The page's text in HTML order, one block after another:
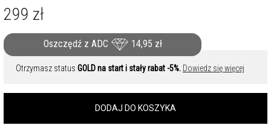
299 zł
Oszczędź z ADC 14,95 zł
Otrzymasz status GOLD na start i stały rabat -5%. Dowiedz się więcej
DODAJ DO KOSZYKA